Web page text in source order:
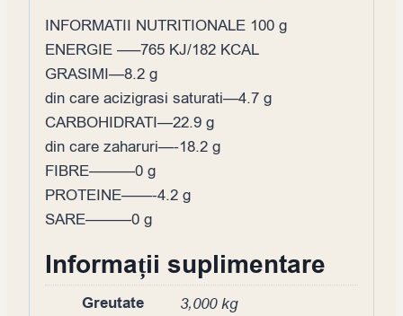
INFORMATII NUTRITIONALE 100 g
ENERGIE —–765 KJ/182 KCAL
GRASIMI—8.2 g
din care acizigrasi saturati—4.7 g
CARBOHIDRATI—22.9 g
din care zaharuri—-18.2 g
FIBRE———0 g
PROTEINE——-4.2 g
SARE———0 g
Informații suplimentare
Greutate 3,000 kg